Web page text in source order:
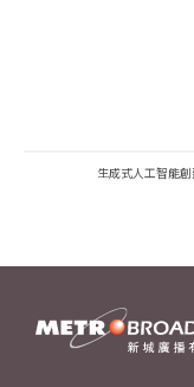
生成式人工智能